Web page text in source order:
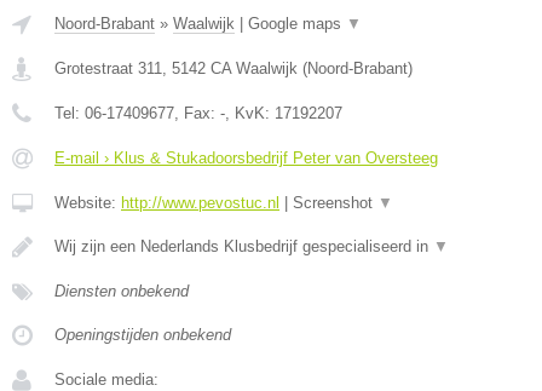
Noord-Brabant » Waalwijk Google maps ▼
Grotestraat 311, 5142 CA Waalwijk (Noord-Brabant)
Tel: 06-17409677, Fax: -, KvK: 17192207
E-mail › Klus & Stukadoorsbedrijf Peter van Oversteeg
Website: http://www.pevostuc.nl Screenshot ▼
Wij zijn een Nederlands Klusbedrijf gespecialiseerd in ▼
Diensten onbekend
Openingstijden onbekend
Sociale media: